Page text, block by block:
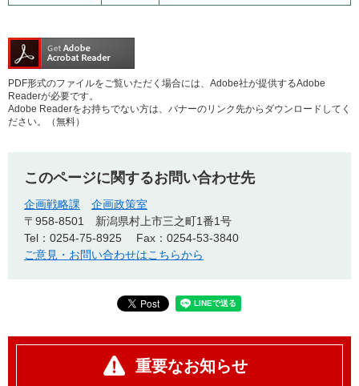
PDF形式のファイルをご覧いただく場合には、Adobe社が提供するAdobe
Readerが必要です。
Adobe Readerをお持ちでない方は、バナーのリンク先からダウンロードしてく
ださい。（無料）
このページに関するお問い合わせ先
企画戦略課
企画政策室
〒958-8501
新潟県村上市三之町1番1号
Tel：0254-75-8925
Fax：0254-53-3840
ご意見・お問い合わせはこちらから
重要なお知らせ